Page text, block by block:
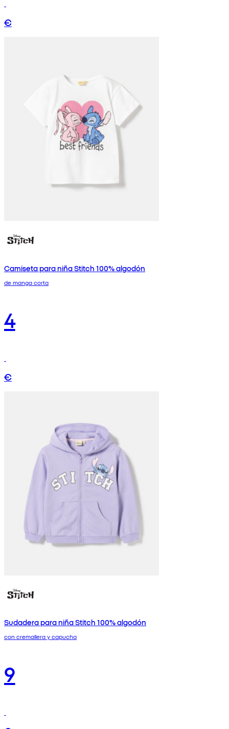
€
Camiseta para niña Stitch 100% algodón
de manga corta
4
€
Sudadera para niña Stitch 100% algodón
con cremallera y capucha
9